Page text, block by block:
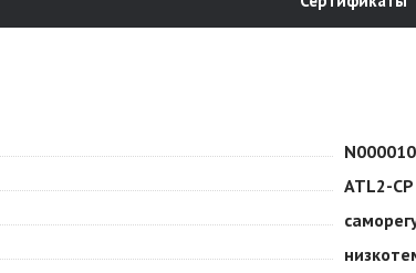
N000010
ATL2-CP